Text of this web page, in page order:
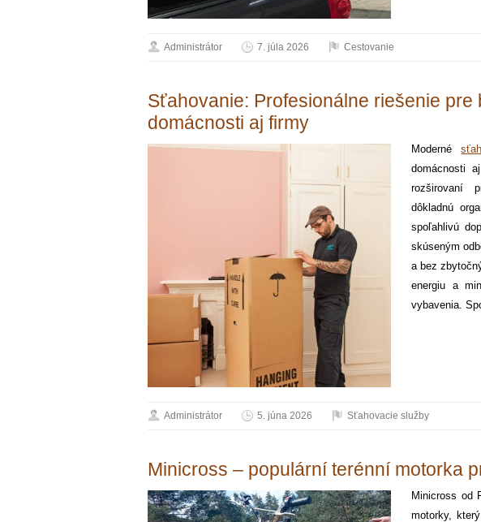
Administrátor 7. júla 2026 Cestovanie
Sťahovanie: Profesionálne riešenie
domácnosti aj firmy
Moderné
domácnosti
rozširovaní
dôkladnú
spoľahlivú
skúseným
a bez
energiu a
vybavenia.
Administrátor 5. júna 2026 Sťahovacie služby
Minicross – populární terénní motorka
Minicross od
motorky,